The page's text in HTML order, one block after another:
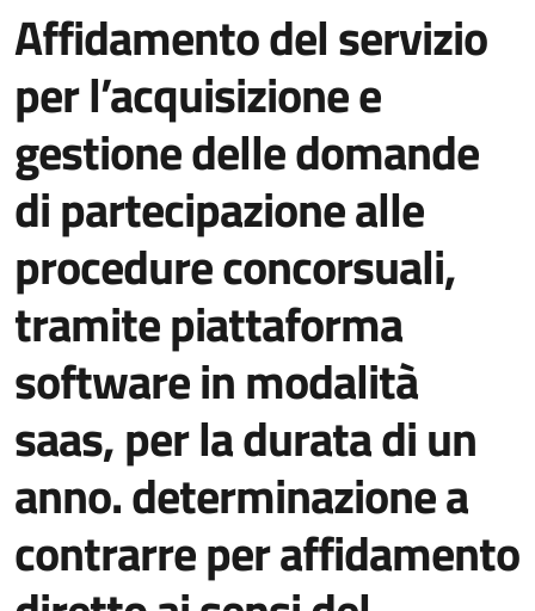
Affidamento del servizio
per l’acquisizione e
gestione delle domande
di partecipazione alle
procedure concorsuali,
tramite piattaforma
software in modalità
saas, per la durata di un
anno. determinazione a
contrarre per affidamento